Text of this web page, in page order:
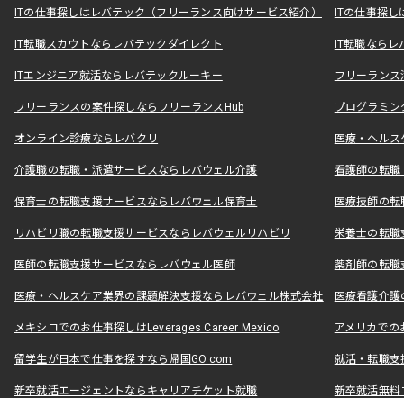
ITの仕事探しはレバテック（フリーランス向けサービス紹介） ITの仕事探
IT転職スカウトならレバテックダイレクト IT転職なら
ITエンジニア就活ならレバテックルーキー フリーラン
フリーランスの案件探しならフリーランスHub プログラミ
オンライン診療ならレバクリ 医療・ヘル
介護職の転職・派遣サービスならレバウェル介護 看護師の転
保育士の転職支援サービスならレバウェル保育士 医療技師の
リハビリ職の転職支援サービスならレバウェルリハビリ 栄養士の転
医師の転職支援サービスならレバウェル医師 薬剤師の転
医療・ヘルスケア業界の課題解決支援ならレバウェル株式会社 医療看護介
メキシコでのお仕事探しはLeverages Career Mexico アメリカで
留学生が日本で仕事を探すなら帰国GO.com 就活・転職
新卒就活エージェントならキャリアチケット就職 新卒就活無料